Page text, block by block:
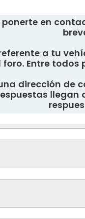
en
a tu
foro. Entre
dirección de